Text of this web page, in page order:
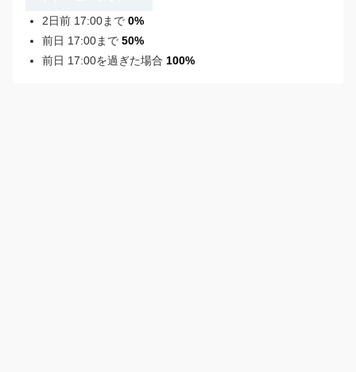
2日前 17:00まで 0%
前日 17:00まで 50%
前日 17:00を過ぎた場合 100%